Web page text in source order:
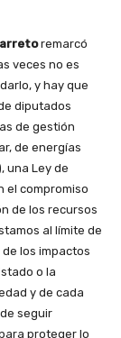
remarcó
veces no es
y hay que
diputados
de gestión
de energías
una Ley de
el compromiso
de los recursos
al límite de
los impactos
o la
y de cada
seguir
proteger lo